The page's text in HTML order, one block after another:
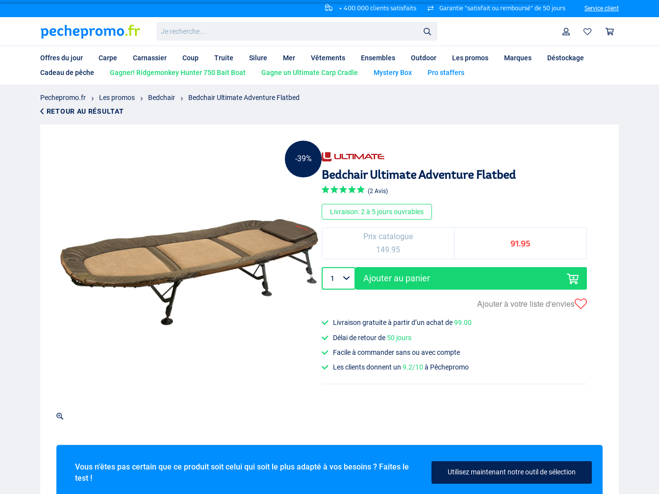
+ 400.000 clients satisfaits Garantie "satisfait ou remboursé" de 50 jours Service client
recherche...
Profil
Offres du jour Carpe Carnassier Coup Truite Silure Mer Vêtements Ensembles Outdoor Les promos Marques
Déstockage
Cadeau de pêche
Gagner! Ridgemonkey Hunter 750 Bait Boat Gagne un Ultimate Carp Cradle Mystery Box Pro staffers
Pechepromo.fr Les promos Bedchair
Bedchair Ultimate Adventure Flatbed
RETOUR AU RÉSULTAT
-39%
Bedchair Ultimate Adventure Flatbed
(2 Avis)
Livraison: 2 à 5 jours ouvrables
Prix catalogue
149.95
91.95
Ajouter au panier
Ajouter à votre liste d'envies
Livraison gratuite à partir d’un achat de99.00
Délai de retour de 50 jours
Facile à commander sans ou avec compte
Les clients donnent un9.2/10 à Pêchepromo
Vous n'êtes pas certain que ce produit soit celui qui soit le plus adapté à vos besoins ? Faites le
test !
Utilisez maintenant notre outil de sélection